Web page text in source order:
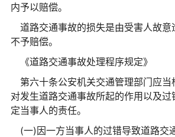
内予以赔偿。
道路交通事故的损失是由受害人故意
不予赔偿。
《道路交通事故处理程序规定》
第六十条公安机关交通管理部门应当
对发生道路交通事故所起的作用以及过
定当事人的责任。
(一)因一方当事人的过错导致道路交